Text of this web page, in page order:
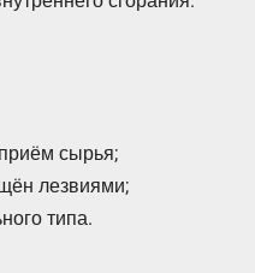
сырья;
лезвиями;
типа.